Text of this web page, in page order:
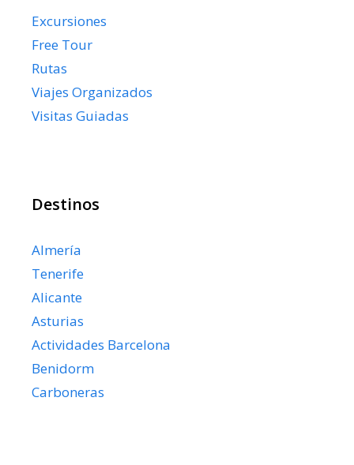
Excursiones
Free Tour
Rutas
Viajes Organizados
Visitas Guiadas
Destinos
Almería
Tenerife
Alicante
Asturias
Actividades Barcelona
Benidorm
Carboneras